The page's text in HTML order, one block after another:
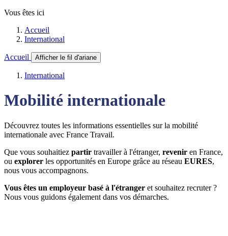
Vous êtes ici
Accueil
International
Accueil Afficher le fil d'ariane
International
Mobilité internationale
Découvrez toutes les informations essentielles sur la mobilité
internationale avec France Travail.
Que vous souhaitiez partir travailler à l'étranger, revenir en France,
ou explorer les opportunités en Europe grâce au réseau EURES,
nous vous accompagnons.
Vous êtes un employeur basé à l'étranger et souhaitez recruter ?
Nous vous guidons également dans vos démarches.